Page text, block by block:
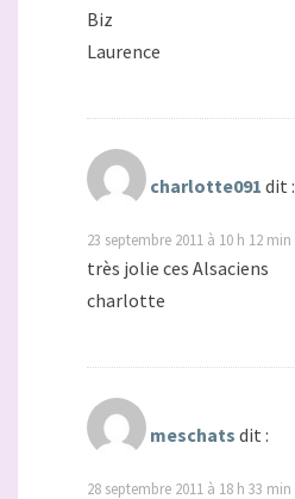
Biz
Laurence
charlotte091 dit :
23 septembre 2011 à 10 h 12 min
très jolie ces Alsaciens
charlotte
meschats dit :
28 septembre 2011 à 18 h 33 min